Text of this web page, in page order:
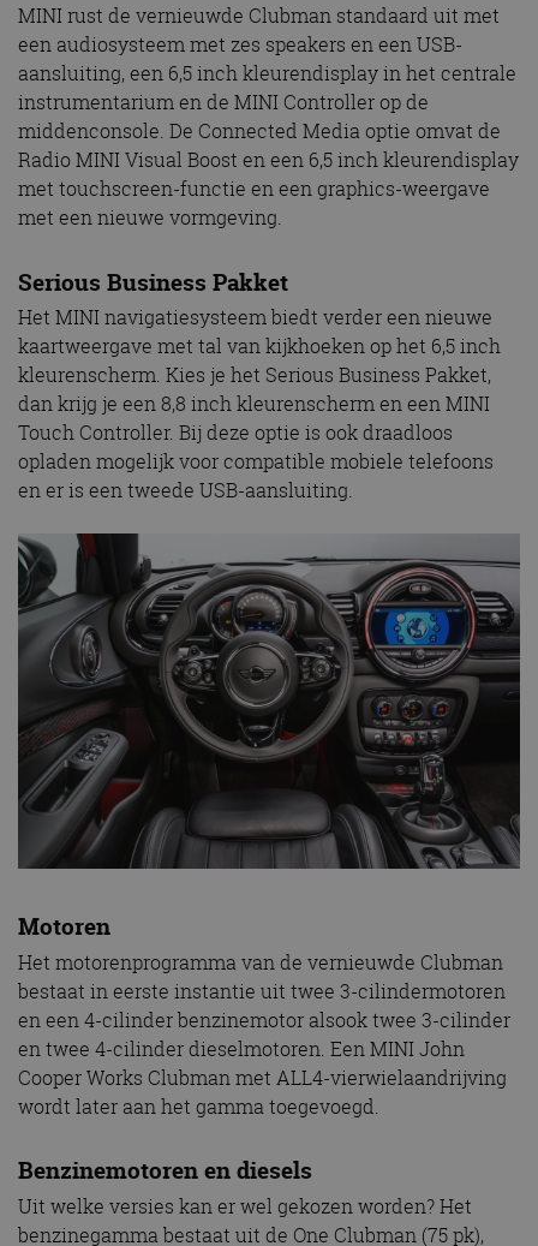
MINI rust de vernieuwde Clubman standaard uit met
een audiosysteem met zes speakers en een USB-
aansluiting, een 6,5 inch kleurendisplay in het centrale
instrumentarium en de MINI Controller op de
middenconsole. De Connected Media optie omvat de
Radio MINI Visual Boost en een 6,5 inch kleurendisplay
met touchscreen-functie en een graphics-weergave
met een nieuwe vormgeving.
Serious Business Pakket
Het MINI navigatiesysteem biedt verder een nieuwe
kaartweergave met tal van kijkhoeken op het 6,5 inch
kleurenscherm. Kies je het Serious Business Pakket,
dan krijg je een 8,8 inch kleurenscherm en een MINI
Touch Controller. Bij deze optie is ook draadloos
opladen mogelijk voor compatible mobiele telefoons
en er is een tweede USB-aansluiting.
Motoren
Het motorenprogramma van de vernieuwde Clubman
bestaat in eerste instantie uit twee 3-cilindermotoren
en een 4-cilinder benzinemotor alsook twee 3-cilinder
en twee 4-cilinder dieselmotoren. Een MINI John
Cooper Works Clubman met ALL4-vierwielaandrijving
wordt later aan het gamma toegevoegd.
Benzinemotoren en diesels
Uit welke versies kan er wel gekozen worden? Het
benzinegamma bestaat uit de One Clubman (75 pk),